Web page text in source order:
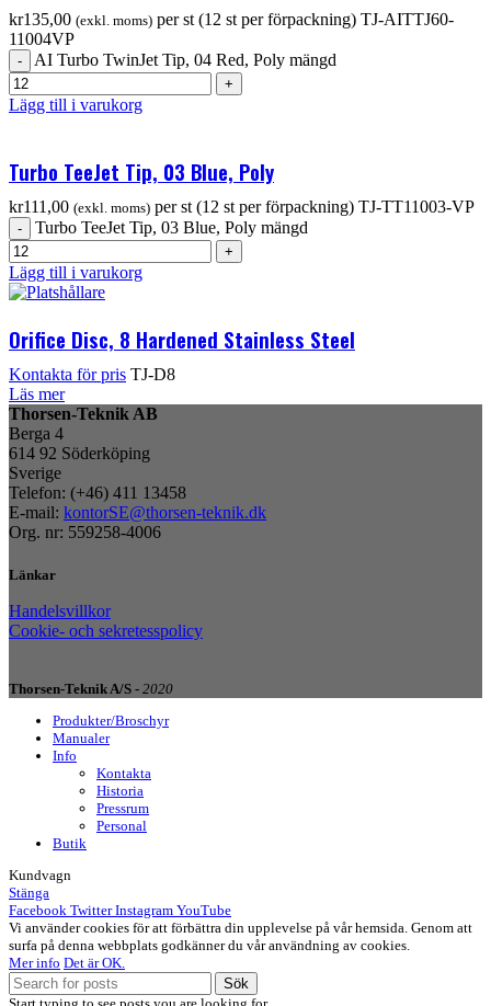
kr135,00 (exkl. moms) per st (12 st per förpackning) TJ-AITTJ60-
11004VP
AI Turbo TwinJet Tip, 04 Red, Poly mängd
Lägg till i varukorg
Turbo TeeJet Tip, 03 Blue, Poly
kr111,00 (exkl. moms) per st (12 st per förpackning) TJ-TT11003-VP
Turbo TeeJet Tip, 03 Blue, Poly mängd
Lägg till i varukorg
Orifice Disc, 8 Hardened Stainless Steel
Kontakta för pris TJ-D8
Läs mer
Thorsen-Teknik AB
Berga 4
614 92 Söderköping
Sverige
Telefon: (+46) 411 13458
E-mail: kontorSE@thorsen-teknik.dk
Org. nr: 559258-4006
Länkar
Handelsvillkor
Cookie- och sekretesspolicy
Thorsen-Teknik A/S - 2020
Produkter/Broschyr
Manualer
Info
Kontakta
Historia
Pressrum
Personal
Butik
Kundvagn
Stänga
Facebook Twitter Instagram YouTube
Vi använder cookies för att förbättra din upplevelse på vår hemsida. Genom att
surfa på denna webbplats godkänner du vår användning av cookies.
Mer info Det är OK.
Sök